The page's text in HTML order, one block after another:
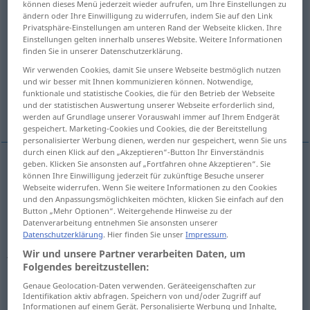
Übersicht aller Übersetzungen
(Für mehr Details die Übersetzung anklicken/antippen)
letzt jüngste, neueste
äußerst, höchst, geringst spät, Spät-
letzt ultimo
jüngste, neueste ultimo
können dieses Menü jederzeit wieder aufrufen, um Ihre Einstellungen zu
ändern oder Ihre Einwilligung zu widerrufen, indem Sie auf den Link
Privatsphäre-Einstellungen am unteren Rand der Webseite klicken. Ihre
Einstellungen gelten innerhalb unseres Website. Weitere Informationen
finden Sie in unserer Datenschutzerklärung.
Wir verwenden Cookies, damit Sie unsere Webseite bestmöglich nutzen
und wir besser mit Ihnen kommunizieren können. Notwendige,
funktionale und statistische Cookies, die für den Betrieb der Webseite
und der statistischen Auswertung unserer Webseite erforderlich sind,
werden auf Grundlage unserer Vorauswahl immer auf Ihrem Endgerät
gespeichert. Marketing-Cookies und Cookies, die der Bereitstellung
personalisierter Werbung dienen, werden nur gespeichert, wenn Sie uns
durch einen Klick auf den „Akzeptieren“-Button Ihr Einverständnis
geben. Klicken Sie ansonsten auf „Fortfahren ohne Akzeptieren“. Sie
können Ihre Einwilligung jederzeit für zukünftige Besuche unserer
Webseite widerrufen. Wenn Sie weitere Informationen zu den Cookies
und den Anpassungsmöglichkeiten möchten, klicken Sie einfach auf den
Button „Mehr Optionen“. Weitergehende Hinweise zu der
Datenverarbeitung entnehmen Sie ansonsten unserer
Datenschutzerklärung. Hier finden Sie unserImpressum.
Wir und unsere Partner verarbeiten Daten, um
Folgendes bereitzustellen:
Genaue Geolocation-Daten verwenden. Geräteeigenschaften zur
Identifikation aktiv abfragen. Speichern von und/oder Zugriff auf
Informationen auf einem Gerät. Personalisierte Werbung und Inhalte,